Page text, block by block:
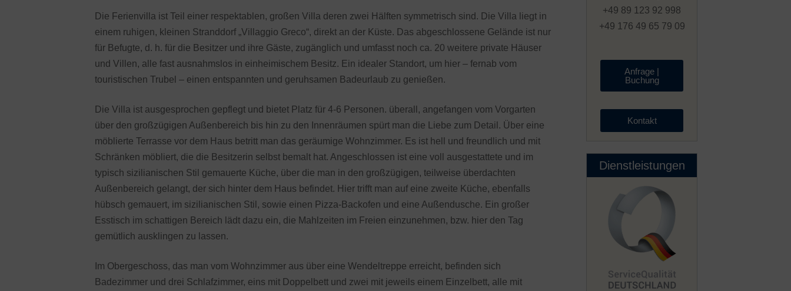
Die Ferienvilla ist Teil einer respektablen, großen Villa deren zwei Hälften symmetrisch sind. Die Villa liegt in
einem ruhigen, kleinen Stranddorf „Villaggio Greco“, direkt an der Küste. Das abgeschlossene Gelände ist nur
für Befugte, d. h. für die Besitzer und ihre Gäste, zugänglich und umfasst noch ca. 20 weitere private Häuser
und Villen, alle fast ausnahmslos in einheimischem Besitz. Ein idealer Standort, um hier – fernab vom
touristischen Trubel – einen entspannten und geruhsamen Badeurlaub zu genießen.
Die Villa ist ausgesprochen gepflegt und bietet Platz für 4-6 Personen. überall, angefangen vom Vorgarten
über den großzügigen Außenbereich bis hin zu den Innenräumen spürt man die Liebe zum Detail. Über eine
möblierte Terrasse vor dem Haus betritt man das geräumige Wohnzimmer. Es ist hell und freundlich und mit
Schränken möbliert, die die Besitzerin selbst bemalt hat. Angeschlossen ist eine voll ausgestattete und im
typisch sizilianischen Stil gemauerte Küche, über die man in den großzügigen, teilweise überdachten
Außenbereich gelangt, der sich hinter dem Haus befindet. Hier trifft man auf eine zweite Küche, ebenfalls
hübsch gemauert, im sizilianischen Stil, sowie einen Pizza-Backofen und eine Außendusche. Ein großer
Esstisch im schattigen Bereich lädt dazu ein, die Mahlzeiten im Freien einzunehmen, bzw. hier den Tag
gemütlich ausklingen zu lassen.
Im Obergeschoss, das man vom Wohnzimmer aus über eine Wendeltreppe erreicht, befinden sich
Badezimmer und drei Schlafzimmer, eins mit Doppelbett und zwei mit jeweils einem Einzelbett, alle mit
+49 89 123 92 998
+49 176 49 65 79 09
Anfrage |
Buchung
Kontakt
Dienstleistungen